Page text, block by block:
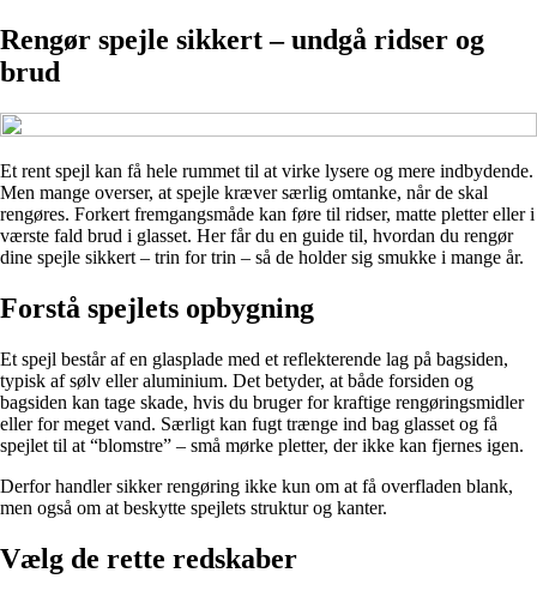
Rengør spejle sikkert – undgå ridser og
brud
Et rent spejl kan få hele rummet til at virke lysere og mere indbydende.
Men mange overser, at spejle kræver særlig omtanke, når de skal
rengøres. Forkert fremgangsmåde kan føre til ridser, matte pletter eller i
værste fald brud i glasset. Her får du en guide til, hvordan du rengør
dine spejle sikkert – trin for trin – så de holder sig smukke i mange år.
Forstå spejlets opbygning
Et spejl består af en glasplade med et reflekterende lag på bagsiden,
typisk af sølv eller aluminium. Det betyder, at både forsiden og
bagsiden kan tage skade, hvis du bruger for kraftige rengøringsmidler
eller for meget vand. Særligt kan fugt trænge ind bag glasset og få
spejlet til at “blomstre” – små mørke pletter, der ikke kan fjernes igen.
Derfor handler sikker rengøring ikke kun om at få overfladen blank,
men også om at beskytte spejlets struktur og kanter.
Vælg de rette redskaber